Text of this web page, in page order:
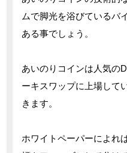
ムで脚光を浴びているバ
ある事でしょう。
あいのりコインは人気の
ーキスワップに上場して
きます。
ホワイトペーパーによれ